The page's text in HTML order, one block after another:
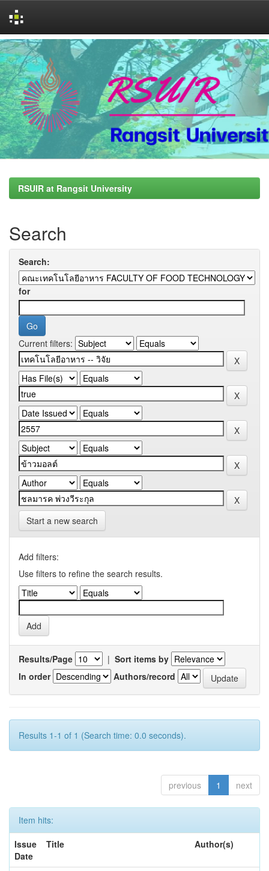
Skip
navigation
RSUIR at Rangsit University
Search
Search:
for
Current filters:
Start a new search
Add filters:
Use filters to refine the search results.
Results/Page | Sort items by
In order
Authors/record
Results 1-1 of 1 (Search time: 0.0 seconds).
previous 1 next
Item hits:
Issue
Date
Title Author(s)